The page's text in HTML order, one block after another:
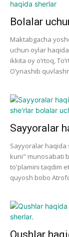
Bolalar
Maktabgacha
uchun oylar
ikkita oy o’rtoq,
O’ynashib
Sayyoralar
Sayyoralar haqida
kuni" munosabati
to'plamini taqdim
quyosh bobo
Qushlar